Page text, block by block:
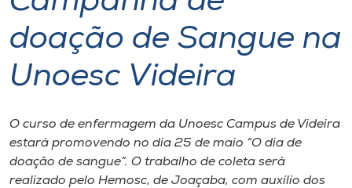
Pesquisa
Atendimento ao Estudante
Portal de Ensino
A
doação de Sangue na
Unoesc Videira
O curso de enfermagem da Unoesc Campus de Videira
estará promovendo no dia 25 de maio “O dia de
doação de sangue”. O trabalho de coleta será
realizado pelo Hemosc, de Joaçaba, com auxílio dos